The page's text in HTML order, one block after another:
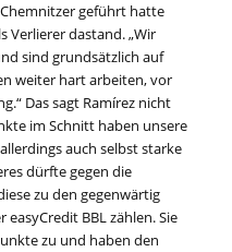
geführt hatte
Verlierer dastand. „Wir
sind grundsätzlich auf
weiter hart arbeiten, vor
Das sagt Ramírez nicht
im Schnitt haben unsere
auch selbst starke
dürfte gegen die
zu den gegenwärtig
BBL zählen. Sie
zu und haben den